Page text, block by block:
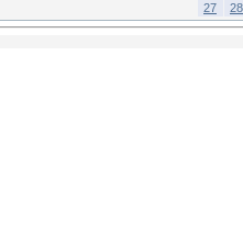
27
28